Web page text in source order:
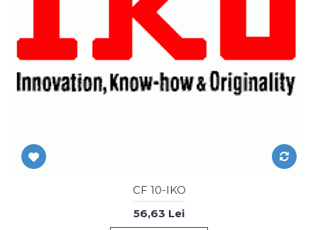
CF 10-IKO
56,63 Lei